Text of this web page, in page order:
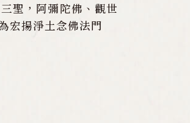
聖，阿彌陀佛、觀世
宏揚淨土念佛法門